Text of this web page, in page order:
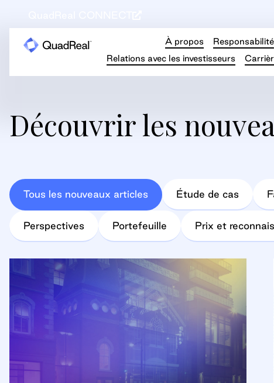
À propos
Responsabilité
Relations avec les investisseurs
Découvrir les
Tous les nouveaux articles Étude de cas
Perspectives Portefeuille Prix et